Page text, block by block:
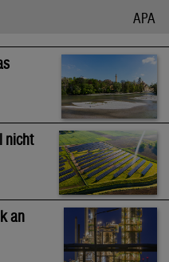
APA
nicht
an